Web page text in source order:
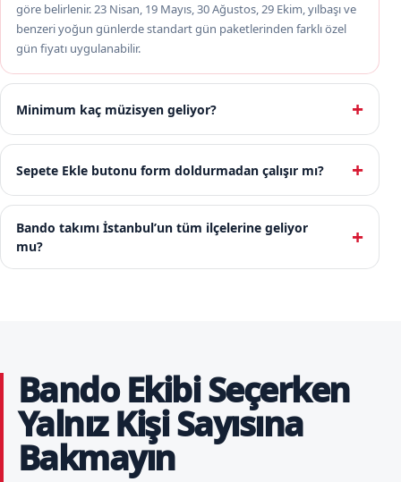
göre belirlenir. 23 Nisan, 19 Mayıs, 30 Ağustos, 29 Ekim, yılbaşı ve
benzeri yoğun günlerde standart gün paketlerinden farklı özel
gün fiyatı uygulanabilir.
Minimum kaç müzisyen geliyor?
Sepete Ekle butonu form doldurmadan çalışır mı?
Bando takımı İstanbul’un tüm ilçelerine geliyor
mu?
Bando Ekibi Seçerken
Yalnız Kişi Sayısına
Bakmayın